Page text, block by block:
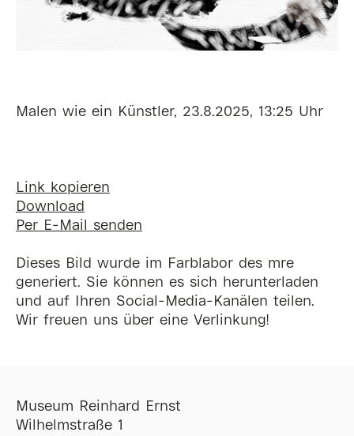
Malen wie ein Künstler, 23.8.2025, 13:25 Uhr
Link kopieren
Download
Per E-Mail senden
Dieses Bild wurde im Farblabor des mre
generiert. Sie können es sich herunterladen
und auf Ihren Social-Media-Kanälen teilen.
Wir freuen uns über eine Verlinkung!
Museum Reinhard Ernst
Wilhelmstraße 1